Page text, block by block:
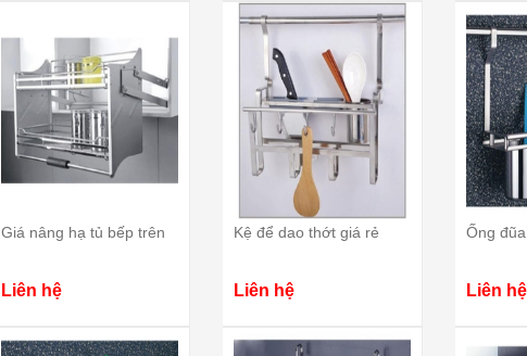
Giá nâng hạ tủ bếp trên
Liên hệ
Kệ để dao thớt giá rẻ
Liên hệ
Ống
Liên hệ